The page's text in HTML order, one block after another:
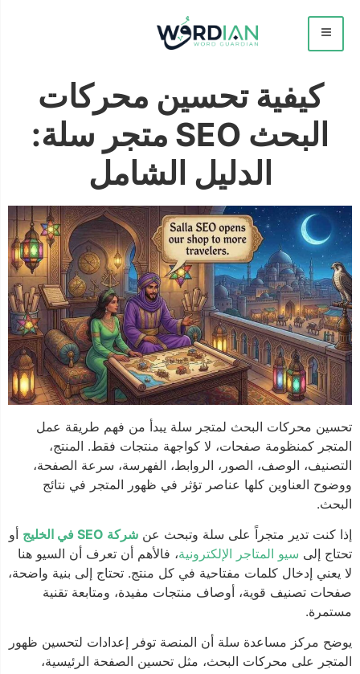
كيفية تحسين محركات
البحث SEO متجر سلة:
الدليل الشامل
تحسين محركات البحث لمتجر سلة يبدأ من فهم طريقة عمل
المتجر كمنظومة صفحات، لا كواجهة منتجات فقط. المنتج،
التصنيف، الوصف، الصور، الروابط، الفهرسة، سرعة الصفحة،
ووضوح العناوين كلها عناصر تؤثر في ظهور المتجر في نتائج
البحث.
إذا كنت تدير متجراً على سلة وتبحث عن شركة SEO في الخليج
أو
تحتاج إلى
سيو المتاجر الإلكترونية، فالأهم أن تعرف أن السيو هنا
لا يعني إدخال كلمات مفتاحية في كل منتج. تحتاج إلى بنية واضحة،
صفحات تصنيف قوية، أوصاف منتجات مفيدة، ومتابعة تقنية
مستمرة.
يوضح مركز مساعدة سلة أن المنصة توفر إعدادات لتحسين ظهور
المتجر على محركات البحث، مثل تحسين الصفحة الرئيسية،